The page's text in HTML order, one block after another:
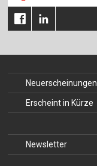
Neuerscheinungen
Erscheint in Kürze
Newsletter